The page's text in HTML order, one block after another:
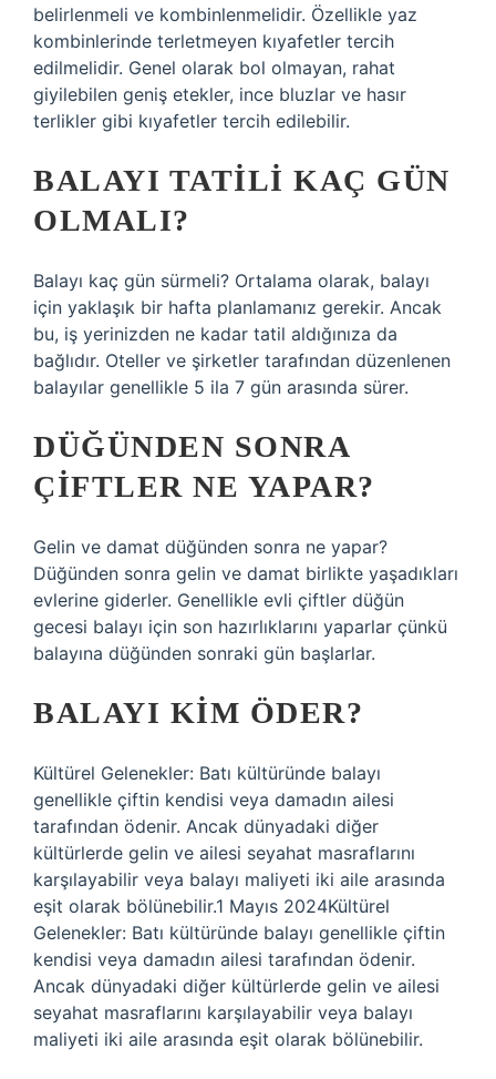
belirlenmeli ve kombinlenmelidir. Özellikle yaz
kombinlerinde terletmeyen kıyafetler tercih
edilmelidir. Genel olarak bol olmayan, rahat
giyilebilen geniş etekler, ince bluzlar ve hasır
terlikler gibi kıyafetler tercih edilebilir.
BALAYI TATILI KAÇ GÜN
OLMALI?
Balayı kaç gün sürmeli? Ortalama olarak, balayı
için yaklaşık bir hafta planlamanız gerekir. Ancak
bu, iş yerinizden ne kadar tatil aldığınıza da
bağlıdır. Oteller ve şirketler tarafından düzenlenen
balayılar genellikle 5 ila 7 gün arasında sürer.
DÜĞÜNDEN SONRA
ÇIFTLER NE YAPAR?
Gelin ve damat düğünden sonra ne yapar?
Düğünden sonra gelin ve damat birlikte yaşadıkları
evlerine giderler. Genellikle evli çiftler düğün
gecesi balayı için son hazırlıklarını yaparlar çünkü
balayına düğünden sonraki gün başlarlar.
BALAYI KIM ÖDER?
Kültürel Gelenekler: Batı kültüründe balayı
genellikle çiftin kendisi veya damadın ailesi
tarafından ödenir. Ancak dünyadaki diğer
kültürlerde gelin ve ailesi seyahat masraflarını
karşılayabilir veya balayı maliyeti iki aile arasında
eşit olarak bölünebilir.1 Mayıs 2024Kültürel
Gelenekler: Batı kültüründe balayı genellikle çiftin
kendisi veya damadın ailesi tarafından ödenir.
Ancak dünyadaki diğer kültürlerde gelin ve ailesi
seyahat masraflarını karşılayabilir veya balayı
maliyeti iki aile arasında eşit olarak bölünebilir.